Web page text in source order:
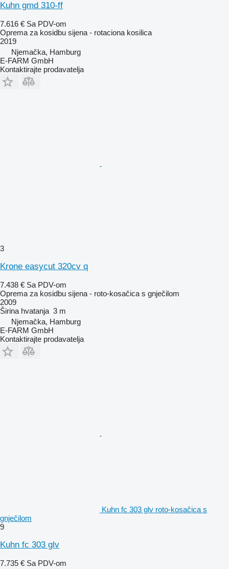
Kuhn gmd 310-ff
7.616 € Sa PDV-om
Oprema za kosidbu sijena - rotaciona kosilica
2019
Njemačka, Hamburg
E-FARM GmbH
Kontaktirajte prodavatelja
3
Krone easycut 320cv q
7.438 € Sa PDV-om
Oprema za kosidbu sijena - roto-kosačica s gnječilom
2009
Širina hvatanja 3 m
Njemačka, Hamburg
E-FARM GmbH
Kontaktirajte prodavatelja
Kuhn fc 303 glv roto-kosačica s
gnječilom
9
Kuhn fc 303 glv
7.735 € Sa PDV-om